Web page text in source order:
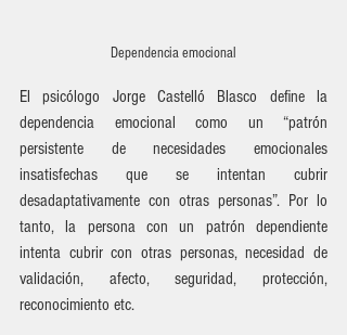
Dependencia emocional
El psicólogo Jorge Castelló Blasco define la
dependencia emocional como un “patrón
persistente de necesidades emocionales
insatisfechas que se intentan cubrir
desadaptativamente con otras personas”. Por lo
tanto, la persona con un patrón dependiente
intenta cubrir con otras personas, necesidad de
validación, afecto, seguridad, protección,
reconocimiento etc.